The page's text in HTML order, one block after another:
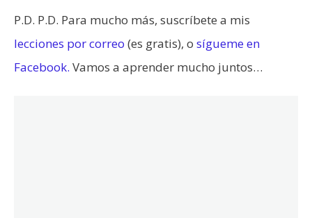
P.D. P.D. Para mucho más, suscríbete a mis
lecciones por correo (es gratis), o sígueme en
Facebook. Vamos a aprender mucho juntos…